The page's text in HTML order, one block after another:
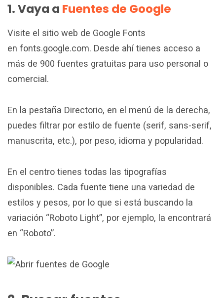
1. Vaya a Fuentes de Google
Visite el sitio web de Google Fonts
en fonts.google.com. Desde ahí tienes acceso a
más de 900 fuentes gratuitas para uso personal o
comercial.
En la pestaña Directorio, en el menú de la derecha,
puedes filtrar por estilo de fuente (serif, sans-serif,
manuscrita, etc.), por peso, idioma y popularidad.
En el centro tienes todas las tipografías
disponibles. Cada fuente tiene una variedad de
estilos y pesos, por lo que si está buscando la
variación “Roboto Light”, por ejemplo, la encontrará
en “Roboto”.